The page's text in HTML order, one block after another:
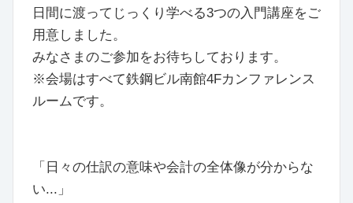
日間に渡ってじっくり学べる3つの入門講座をご
用意しました。
みなさまのご参加をお待ちしております。
※会場はすべて鉄鋼ビル南館4Fカンファレンス
ルームです。
「日々の仕訳の意味や会計の全体像が分からな
い...」